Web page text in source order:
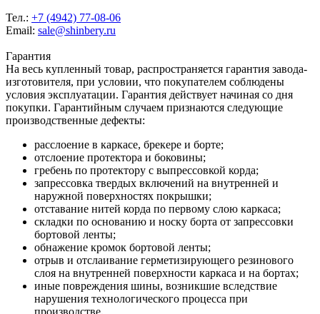
Тел.: +7 (4942) 77-08-06
Email: sale@shinbery.ru
Гарантия
На весь купленный товар, распространяется гарантия завода-
изготовителя, при условии, что покупателем соблюдены
условия эксплуатации. Гарантия действует начиная со дня
покупки. Гарантийным случаем признаются следующие
производственные дефекты:
расслоение в каркасе, брекере и борте;
отслоение протектора и боковины;
гребень по протектору с выпрессовкой корда;
запрессовка твердых включений на внутренней и
наружной поверхностях покрышки;
отставание нитей корда по первому слою каркаса;
складки по основанию и носку борта от запрессовки
бортовой ленты;
обнажение кромок бортовой ленты;
отрыв и отслаивание герметизирующего резинового
слоя на внутренней поверхности каркаса и на бортах;
иные повреждения шины, возникшие вследствие
нарушения технологического процесса при
производстве.